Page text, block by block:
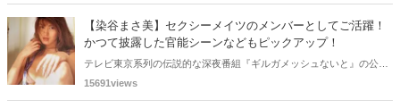
【染谷まさ美】セクシーメイツのメンバーとしてご活躍！
かつて披露した官能シーンなどもピックアップ！
テレビ東京系列の伝説的な深夜番組『ギルガメッシュないと』の公開
オーディションにて生まれたユニット『セクシーメイツ』。かつて、
15691views